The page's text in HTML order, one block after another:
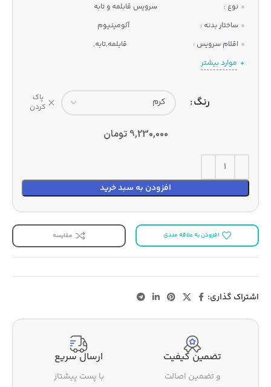
نوع :
سرویس قابلمه و تابه
ساختار بدنه :
آلومینیوم
اقلام سرویس :
قابلمه,تابه,
موارد بیشتر
رنگ
پاک
کردن
9,230,000 تومان
افزودن به سبد خرید
افزودن به علاقه مندی مقایسه
اشتراک گذاری:
تضمین کیفیت
و تضمین اصالت
ارسال سریع
با پست پیشتاز